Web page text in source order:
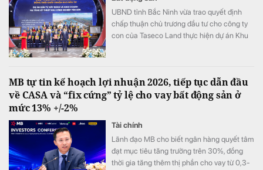
UBND tỉnh Bắc Ninh vừa trao quyết định
chấp thuận chủ trương đầu tư cho công ty
con của Taseco Land thực hiện dự án Khu
MB tự tin kế hoạch lợi nhuận 2026, tiếp tục dẫn đầu
về CASA và “fix cứng” tỷ lệ cho vay bất động sản ở
mức 13% +/-2%
Tài chính
Lãnh đạo MB cho biết ngân hàng quyết tâm
đạt mục tiêu tăng trưởng trên 30%, đồng
thời gia tăng thêm thị phần cho vay từ 0,3-